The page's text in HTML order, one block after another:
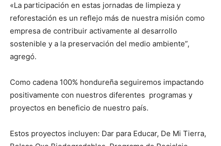
«La participación en estas jornadas de limpieza y
reforestación es un reflejo más de nuestra misión como
empresa de contribuir activamente al desarrollo
sostenible y a la preservación del medio ambiente”,
agregó.
Como cadena 100% hondureña seguiremos impactando
positivamente con nuestros diferentes programas y
proyectos en beneficio de nuestro país.
Estos proyectos incluyen: Dar para Educar, De Mi Tierra,